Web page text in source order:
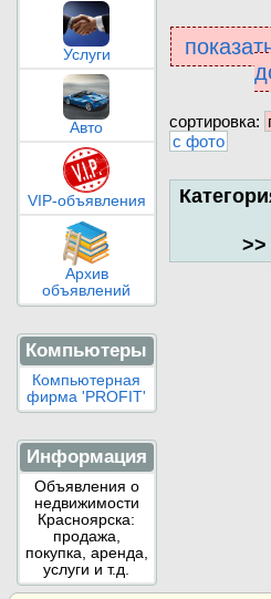
Услуги
Авто
VIP-объявления
Архив
объявлений
Компьютеры
Компьютерная
фирма 'PROFIT'
Информация
Объявления о
недвижимости
Красноярска:
продажа,
покупка, аренда,
услуги и т.д.
сортировка:
с фото
>>